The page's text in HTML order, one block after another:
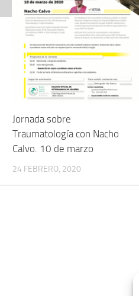
Jornada sobre
Traumatología con Nacho
Calvo. 10 de marzo
24 FEBRERO, 2020